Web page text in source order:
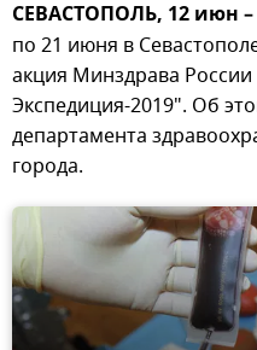
СЕВАСТОПОЛЬ, 12 июн
по 21 июня в
акция Минздрава
Экспедиция-2019". Об
департамента
города.